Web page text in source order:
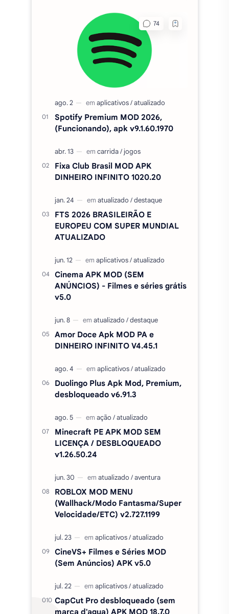
Spotify Premium MOD 2026,
(Funcionando), apk v9.1.60.1970
Fixa Club Brasil MOD APK
DINHEIRO INFINITO 1020.20
FTS 2026 BRASILEIRÃO E
EUROPEU COM SUPER MUNDIAL
ATUALIZADO
Cinema APK MOD (SEM
ANÚNCIOS) - Filmes e séries grátis
v5.0
Amor Doce Apk MOD PA e
DINHEIRO INFINITO V4.45.1
Duolingo Plus Apk Mod, Premium,
desbloqueado v6.91.3
Minecraft PE APK MOD SEM
LICENÇA / DESBLOQUEADO
v1.26.50.24
ROBLOX MOD MENU
(Wallhack/Modo Fantasma/Super
Velocidade/ETC) v2.727.1199
CineVS+ Filmes e Séries MOD
(Sem Anúncios) APK v5.0
CapCut Pro desbloqueado (sem
marca d'agua) APK MOD 18.7.0